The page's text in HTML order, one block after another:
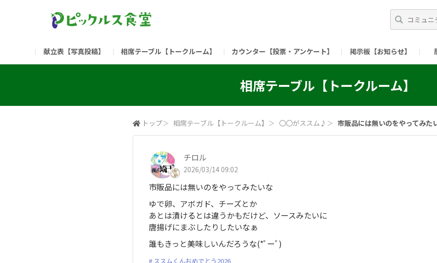
献立表【写真投稿】 相席テーブル【トークルーム】 カウンター【投票・アンケート】 掲示板【お知らせ】
（リンク）ご飯がススム ブランドサイト （リンク）ピックルスコーポレーションHP （リンク）
相席テーブル【トークルーム】
トップ＞ 相席テーブル【トークルーム】 ＞ 〇〇がススム♪ ＞ 市販品には無いのをやってみた
チロル
2026/03/14 09:02
市販品には無いのをやってみたいな
ゆで卵、アボガド、チーズとか
あとは漬けるとは違うかもだけど、ソースみたいに
唐揚げにまぶしたりしたいなぁ
誰もきっと美味しいんだろうな(*ﾟーﾟ)
ススムくんおめでとう2026